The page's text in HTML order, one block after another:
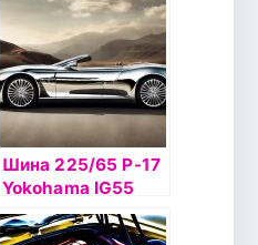
Шина 225/65 Р-17
Yokohama IG55
106T шип